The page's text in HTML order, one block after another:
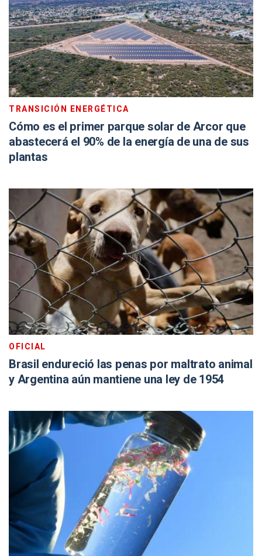
TRANSICIÓN ENERGÉTICA
Cómo es el primer parque solar de Arcor que
abastecerá el 90% de la energía de una de sus
plantas
OFICIAL
Brasil endureció las penas por maltrato animal
y Argentina aún mantiene una ley de 1954